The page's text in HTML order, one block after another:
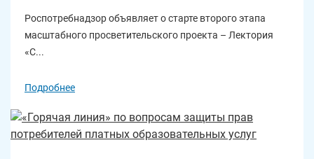
Роспотребнадзор объявляет о старте второго этапа
масштабного просветительского проекта – Лектория
«С...
Подробнее